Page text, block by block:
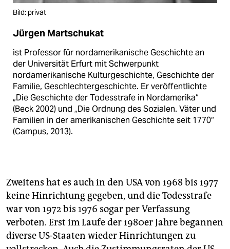
Bild: privat
Jürgen Martschukat
ist Professor für nordamerikanische Geschichte an
der Universität Erfurt mit Schwerpunkt
nordamerikanische Kulturgeschichte, Geschichte der
Familie, Geschlechtergeschichte. Er veröffentlichte
„Die Geschichte der Todesstrafe in Nordamerika“
(Beck 2002) und „Die Ordnung des Sozialen. Väter und
Familien in der amerikanischen Geschichte seit 1770“
(Campus, 2013).
Zweitens hat es auch in den USA von 1968 bis 1977
keine Hinrichtung gegeben, und die Todesstrafe
war von 1972 bis 1976 sogar per Verfassung
verboten. Erst im Laufe der 1980er Jahre begannen
diverse US-Staaten wieder Hinrichtungen zu